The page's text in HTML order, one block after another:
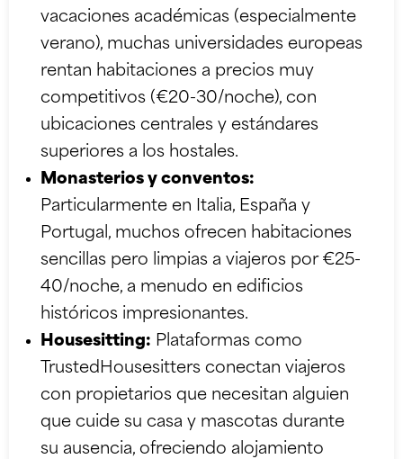
vacaciones académicas (especialmente
verano), muchas universidades europeas
rentan habitaciones a precios muy
competitivos (€20-30/noche), con
ubicaciones centrales y estándares
superiores a los hostales.
Monasterios y conventos:
Particularmente en Italia, España y
Portugal, muchos ofrecen habitaciones
sencillas pero limpias a viajeros por €25-
40/noche, a menudo en edificios
históricos impresionantes.
Housesitting: Plataformas como
TrustedHousesitters conectan viajeros
con propietarios que necesitan alguien
que cuide su casa y mascotas durante
su ausencia, ofreciendo alojamiento